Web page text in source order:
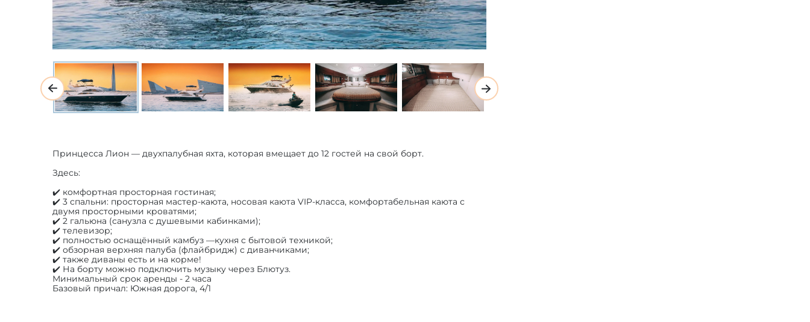
Принцесса Лион — двухпалубная яхта, которая вмещает до 12 гостей на свой борт.
Здесь:
✔️ комфортная просторная гостиная;
✔️ 3 спальни: просторная мастер-каюта, носовая каюта VIP-класса, комфортабельная каюта с
двумя просторными кроватями;
✔️ 2 гальюна (санузла с душевыми кабинками);
✔️ телевизор;⠀
✔️ полностью оснащённый камбуз —кухня с бытовой техникой;
✔️ обзорная верхняя палуба (флайбридж) с диванчиками;
✔️ также диваны есть и на корме!
✔️ На борту можно подключить музыку через Блютуз.
Минимальный срок аренды - 2 часа
Базовый причал: Южная дорога, 4/1